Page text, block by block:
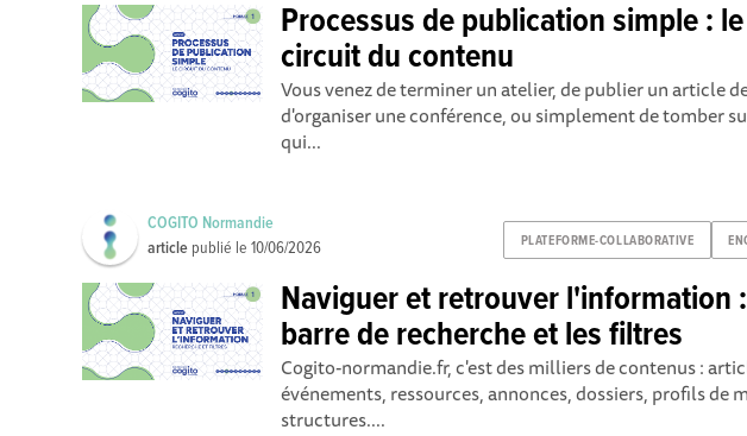
Processus de publication simple : le
circuit du contenu
Vous venez de terminer un atelier, de publier un article
d'organiser une conférence, ou simplement de tomber
qui...
PLATEFORME-COLLABORATIVE
COGITO Normandie
article publié le10/06/2026
Naviguer et retrouver l'information
barre de recherche et les filtres
Cogito-normandie.fr, c'est des milliers de contenus :
événements, ressources, annonces, dossiers, profils de
structures....